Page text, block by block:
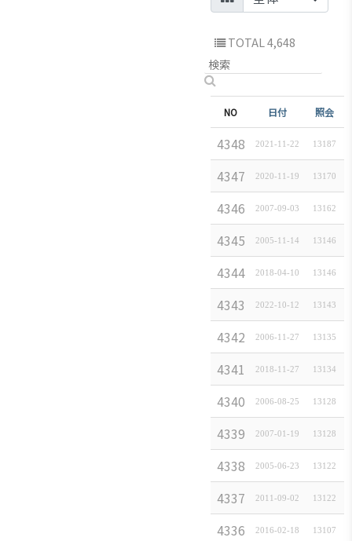
TOTAL 4,648
NO 日付 照会
4348 [연구보고서]
2021-11-22 13187
4347 [연구보고서] 일본
2020-11-19 13170
4346 [일본경제속보] 日
2007-09-03 13162
4345 [일본경제속보] 일
2005-11-14 13146
4344 [일본경제속보] 백
2018-04-10 13146
4343 [일본경제속보] 일
2022-10-12 13143
4342 [일본경제속보] 일
2006-11-27 13135
4341 [일본경제속보] 혈
2018-11-27 13134
4340 [일본경제속보]
2006-08-25 13128
4339 [일본경제속보] 일
2007-01-19 13128
4338 [일본경제속보] 일
2005-06-23 13122
4337 [일본경제속보] 특
2011-09-02 13122
4336 [일본경제속보] 일
2016-02-18 13107